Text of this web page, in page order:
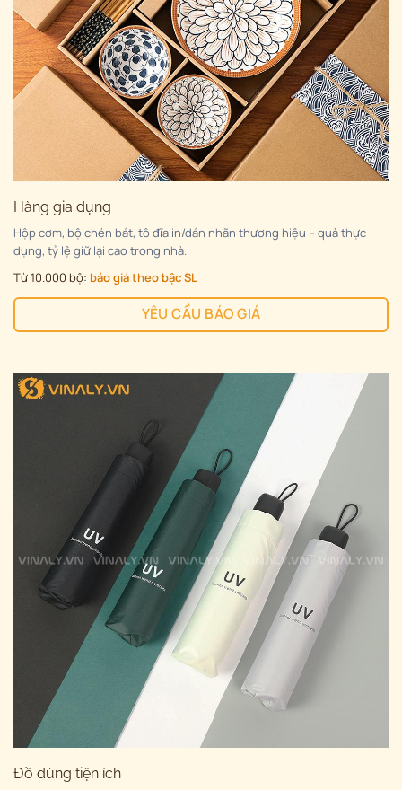
Hàng gia dụng
Hộp cơm, bộ chén bát, tô đĩa in/dán nhãn thương hiệu – quà thực
dụng, tỷ lệ giữ lại cao trong nhà.
Từ 10.000 bộ: báo giá theo bậc SL
YÊU CẦU BÁO GIÁ
Đồ dùng tiện ích